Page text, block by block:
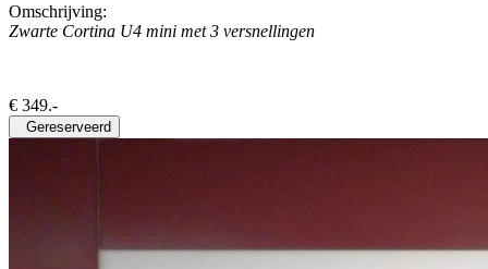
Omschrijving:
Zwarte Cortina U4 mini met 3 versnellingen
€ 349.-
Gereserveerd